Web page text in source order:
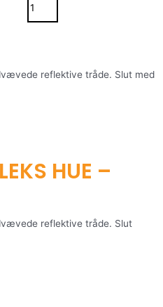
reflektive tråde. Slut med
HUE –
reflektive tråde. Slut